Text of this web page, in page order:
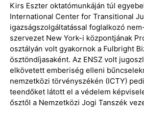
Kirs Eszter oktatómunkáján túl
International Center for Transitional
igazságszolgáltatással foglalkozó
szervezet New York-i központjának
osztályán volt gyakornok a Fulbright
ösztöndíjasaként. Az ENSZ volt
elkövetett emberiség elleni
nemzetközi törvényszékén (ICTY)
teendőket látott el a védelem
ősztől a Nemzetközi Jogi Tanszék